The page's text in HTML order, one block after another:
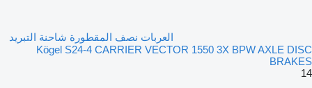
العربات نصف المقطورة شاحنة التبريد
Kögel S24-4 CARRIER VECTOR 1550 3X BPW AXLE DISC
BRAKES
14